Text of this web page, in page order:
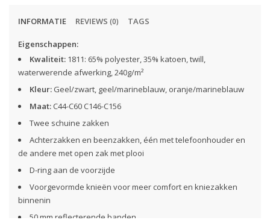
INFORMATIE REVIEWS (0) TAGS
Eigenschappen:
Kwaliteit: 1811: 65% polyester, 35% katoen, twill,
waterwerende afwerking, 240g/m²
Kleur: Geel/zwart, geel/marineblauw, oranje/marineblauw
Maat: C44-C60 C146-C156
Twee schuine zakken
Achterzakken en beenzakken, één met telefoonhouder en
de andere met open zak met plooi
D-ring aan de voorzijde
Voorgevormde knieën voor meer comfort en kniezakken
binnenin
50 mm reflecterende banden